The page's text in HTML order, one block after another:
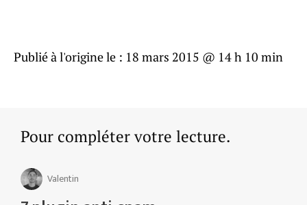
Publié à l'origine le : 18 mars 2015 @ 14 h 10 min
Pour compléter votre lecture.
Valentin